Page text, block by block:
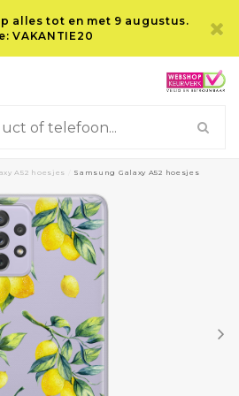
alles tot en met 9 augustus.
VAKANTIE20
A52 hoesjes Samsung Galaxy A52 hoesjes